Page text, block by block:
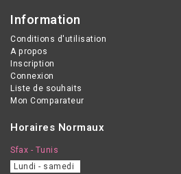
Information
Conditions d'utilisation
A propos
Inscription
Connexion
Liste de souhaits
Mon Comparateur
Horaires Normaux
Sfax - Tunis
Lundi - samedi